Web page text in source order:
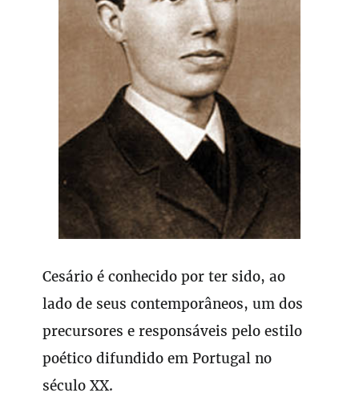
Cesário é conhecido por ter sido, ao
lado de seus contemporâneos, um dos
precursores e responsáveis pelo estilo
poético difundido em Portugal no
século XX.